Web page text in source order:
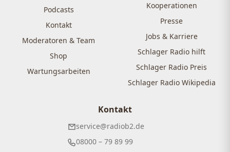
Podcasts
Kontakt
Moderatoren & Team
Shop
Wartungsarbeiten
Kooperationen
Presse
Jobs & Karriere
Schlager Radio hilft
Schlager Radio Preis
Schlager Radio Wikipedia
Kontakt
service@radiob2.de
08000 – 79 89 99